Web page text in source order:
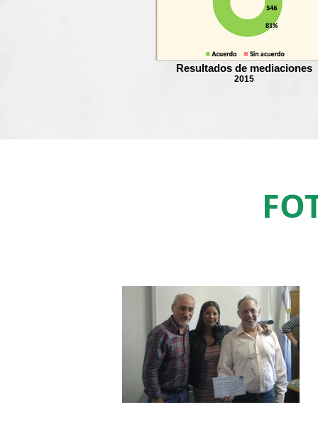
Resultados de mediaciones
2015